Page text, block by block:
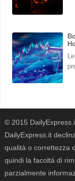
© 2015
DailyExpress.it
qualità o correttezza
quindi la facoltà di
parzialmente